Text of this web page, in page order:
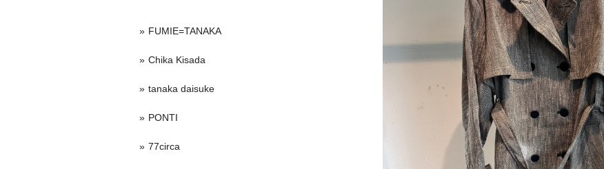
FUMIE=TANAKA
Chika Kisada
tanaka daisuke
PONTI
77circa